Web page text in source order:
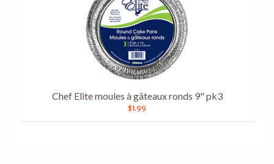
Chef Elite moules à gâteaux ronds 9" pk3
$1.99